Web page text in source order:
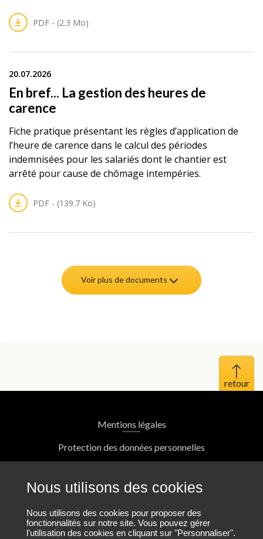
Nous utilisons des cookies
Nous utilisons des cookies pour proposer des
fonctionnalités sur notre site. Vous pouvez gérer
l'utilisation des cookies en cliquant sur "Personnaliser".
PDF - (2.3 Mo)
20.07.2026
En bref... La gestion des heures de
carence
Fiche pratique présentant les règles d’application de
l’heure de carence dans le calcul des périodes
indemnisées pour les salariés dont le chantier est
arrêté pour cause de chômage intempéries.
PDF - (139.7 Ko)
Voir plus de documents
Haut
Mentions légales
Protection des données personnelles
Nous contacter